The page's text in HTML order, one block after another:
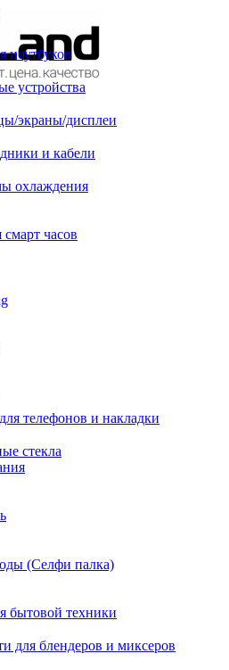
ноутбуков
устройства
экраны/дисплеи
и кабели
охлаждения
смарт часов
телефонов и накладки
стекла
(Селфи палка)
бытовой техники
для блендеров и миксеров